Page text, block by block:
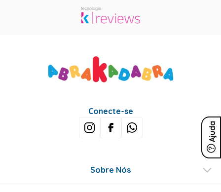
Ajuda
Conecte-se
Sobre Nós